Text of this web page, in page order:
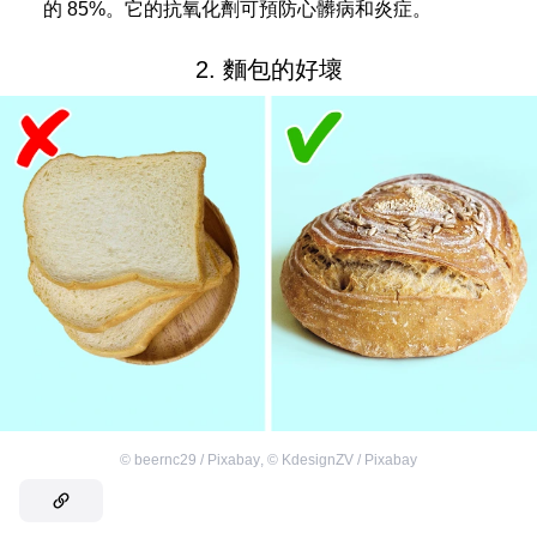
的 85%。它的抗氧化劑可預防心髒病和炎症。
2. 麵包的好壞
© beernc29 / Pixabay, © KdesignZV / Pixabay